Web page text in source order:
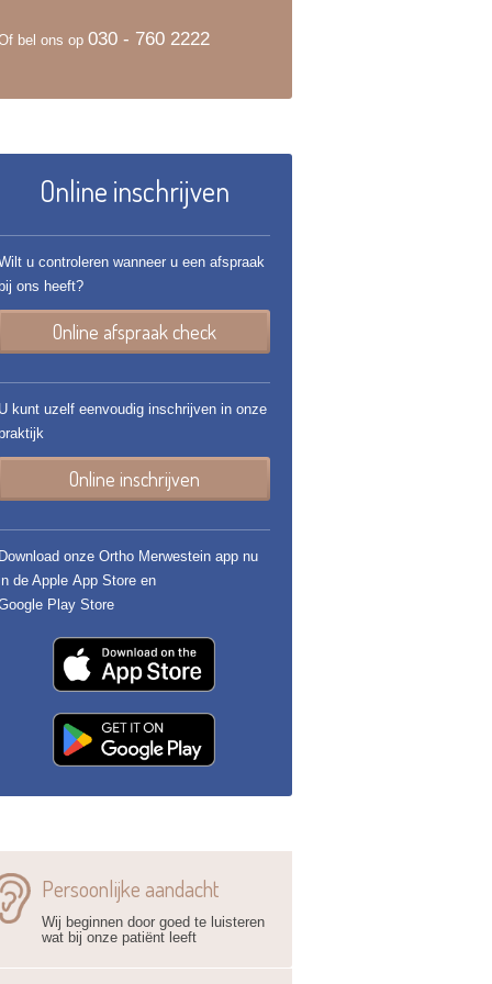
bel ons op 030 - 760 2222
Online inschrijven
u controleren wanneer u een afspraak
ons heeft?
Online afspraak check
kunt uzelf eenvoudig inschrijven in onze
Online inschrijven
onze Ortho Merwestein app nu
de Apple App Store en
Play Store
Persoonlijke aandacht
Wij beginnen door goed te luisteren
wat bij onze patiënt leeft